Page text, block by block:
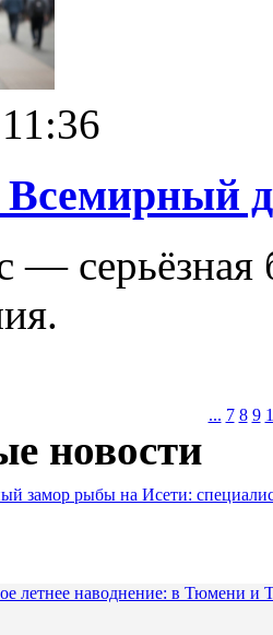
— серьёзная
... 7 8 9
новости
замор рыбы на Исети:
летнее наводнение: в Тюмени и